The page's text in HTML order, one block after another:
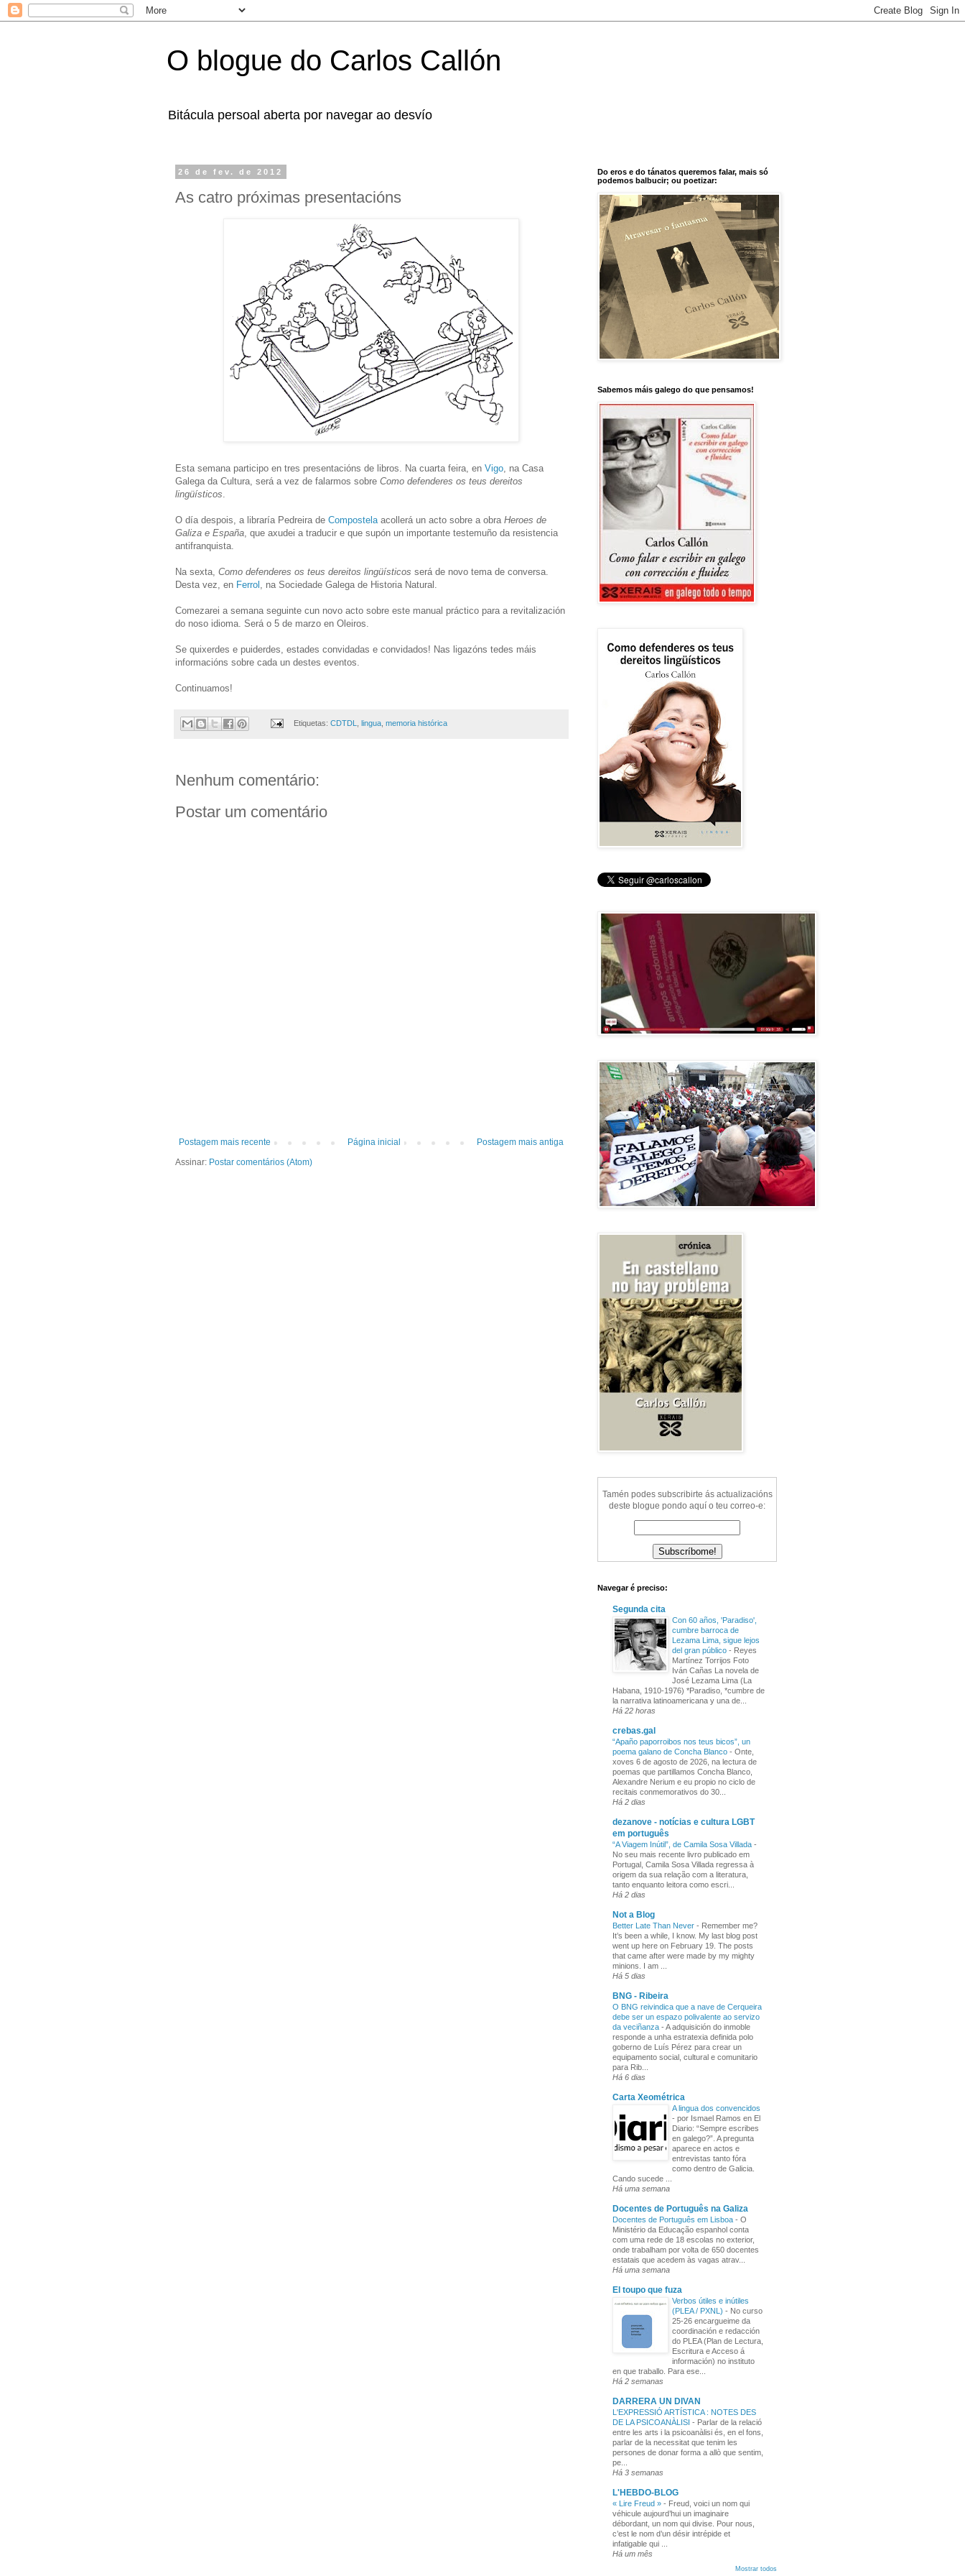
O blogue do Carlos Callón
Bitácula persoal aberta por navegar ao desvío
26 de fev. de 2012
As catro próximas presentacións
Esta semana participo en tres presentacións de libros. Na cuarta feira, en Vigo , na Casa
Galega da Cultura, será a vez de falarmos sobre Como defenderes os teus dereitos
lingüísticos
O día despois, a libraría Pedreira de Compostela acollerá un acto sobre a obra Heroes de
Galiza e España , que axudei a traducir e que supón un importante testemuño da resistencia
antifranquista.
Na sexta, Como defenderes os teus dereitos lingüísticos será de novo tema de conversa.
Desta vez, en Ferrol , na Sociedade Galega de Historia Natural.
Comezarei a semana seguinte cun novo acto sobre este manual práctico para a revitalización
do noso idioma. Será o 5 de marzo en Oleiros.
Se quixerdes e puiderdes, estades convidadas e convidados! Nas ligazóns tedes máis
informacións sobre cada un destes eventos.
Continuamos!
Etiquetas: CDTDL lingua, memoria histórica
Nenhum comentário:
Postar um comentário
Postagem mais recente Postagem mais antiga
Página inicial
Assinar: Postar comentários (Atom)
Do eros e do tánatos queremos falar, mais só
podemos balbucir; ou poetizar:
Sabemos máis galego do que pensamos!
Tamén podes subscribirte ás actualizacións
deste blogue pondo aquí o teu correo-e:
Navegar é preciso:
Segunda cita
Con 60 años, 'Paradiso',
cumbre barroca de
Lezama Lima, sigue lejos
del gran público - Reyes
Martínez Torrijos Foto
Iván Cañas La novela de
José Lezama Lima (La
Habana, 1910-1976) *Paradiso, *cumbre de
la narrativa latinoamericana y una de...
Há 22 horas
crebas.gal
“Apaño paporroibos nos teus bicos”, un
poema galano de Concha Blanco - Onte,
xoves 6 de agosto de 2026, na lectura de
poemas que partillamos Concha Blanco,
Alexandre Nerium e eu propio no ciclo de
recitais conmemorativos do 30...
Há 2 dias
dezanove - notícias e cultura LGBT
em português
“A Viagem Inútil”, de Camila Sosa Villada -
No seu mais recente livro publicado em
Portugal, Camila Sosa Villada regressa à
origem da sua relação com a literatura,
tanto enquanto leitora como escri...
Há 2 dias
Not a Blog
Better Late Than Never - Remember me?
It’s been a while, I know. My last blog post
went up here on February 19. The posts
that came after were made by my mighty
minions. I am ...
Há 5 dias
BNG - Ribeira
O BNG reivindica que a nave de Cerqueira
debe ser un espazo polivalente ao servizo
da veciñanza - A adquisición do inmoble
responde a unha estratexia definida polo
goberno de Luís Pérez para crear un
equipamento social, cultural e comunitario
para Rib...
Há 6 dias
Carta Xeométrica
A lingua dos convencidos
- por Ismael Ramos en El
Diario: “Sempre escribes
en galego?”. A pregunta
aparece en actos e
entrevistas tanto fóra
como dentro de Galicia.
Cando sucede ...
Há uma semana
Docentes de Português na Galiza
Docentes de Português em Lisboa - O
Ministério da Educação espanhol conta
com uma rede de 18 escolas no exterior,
onde trabalham por volta de 650 docentes
estatais que acedem às vagas atrav...
Há uma semana
El toupo que fuza
Verbos útiles e inútiles
(PLEA / PXNL) - No curso
25-26 encargueime da
coordinación e redacción
do PLEA (Plan de Lectura,
Escritura e Acceso á
información) no instituto
en que traballo. Para ese...
Há 2 semanas
DARRERA UN DIVAN
L'EXPRESSIÓ ARTÍSTICA : NOTES DES
DE LA PSICOANÀLISI - Parlar de la relació
entre les arts i la psicoanàlisi és, en el fons,
parlar de la necessitat que tenim les
persones de donar forma a allò que sentim,
pe...
Há 3 semanas
L'HEBDO-BLOG
« Lire Freud » - Freud, voici un nom qui
véhicule aujourd’hui un imaginaire
débordant, un nom qui divise. Pour nous,
c’est le nom d’un désir intrépide et
infatigable qui ...
Há um mês
Mostrar todos